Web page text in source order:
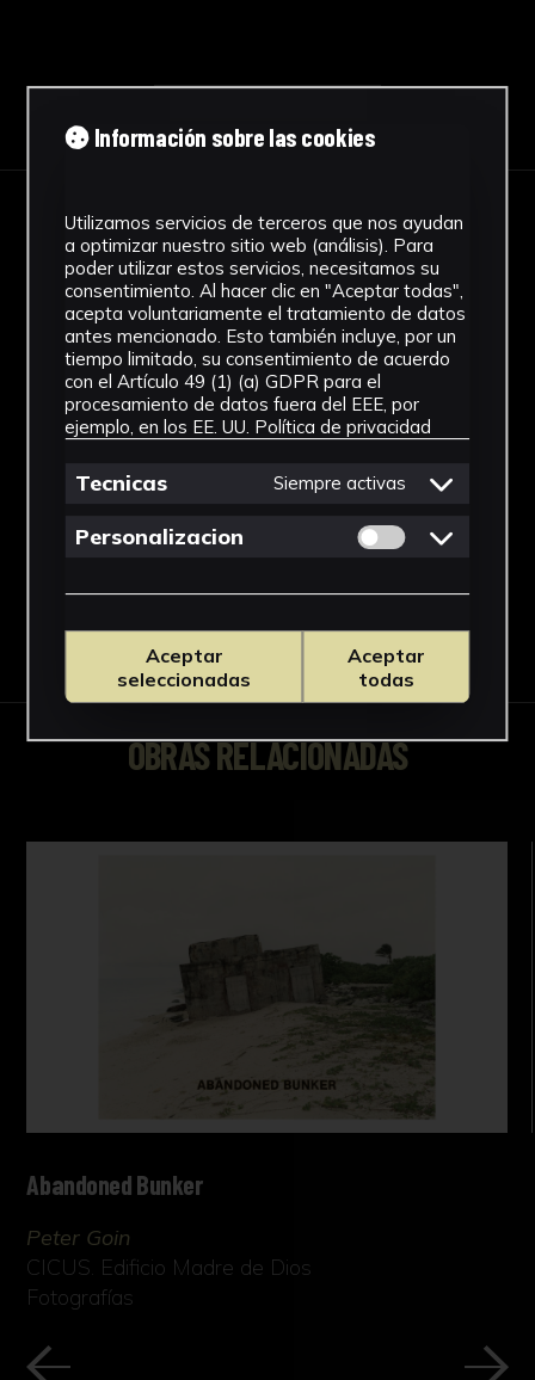
IMÁGENES
OBRAS RELACIONADAS
Abandoned Bunker
Peter Goin
CICUS. Edificio Madre de Dios
Fotografías
Información sobre las cookies
Utilizamos servicios de terceros que nos ayudan
a optimizar nuestro sitio web (análisis). Para
poder utilizar estos servicios, necesitamos su
consentimiento. Al hacer clic en "Aceptar todas",
acepta voluntariamente el tratamiento de datos
antes mencionado. Esto también incluye, por un
tiempo limitado, su consentimiento de acuerdo
con el Artículo 49 (1) (a) GDPR para el
procesamiento de datos fuera del EEE, por
ejemplo, en los EE. UU. Política de privacidad
Tecnicas Siempre activas
Personalizacion Permitir cookies
Aceptar
seleccionadas
Aceptar
todas